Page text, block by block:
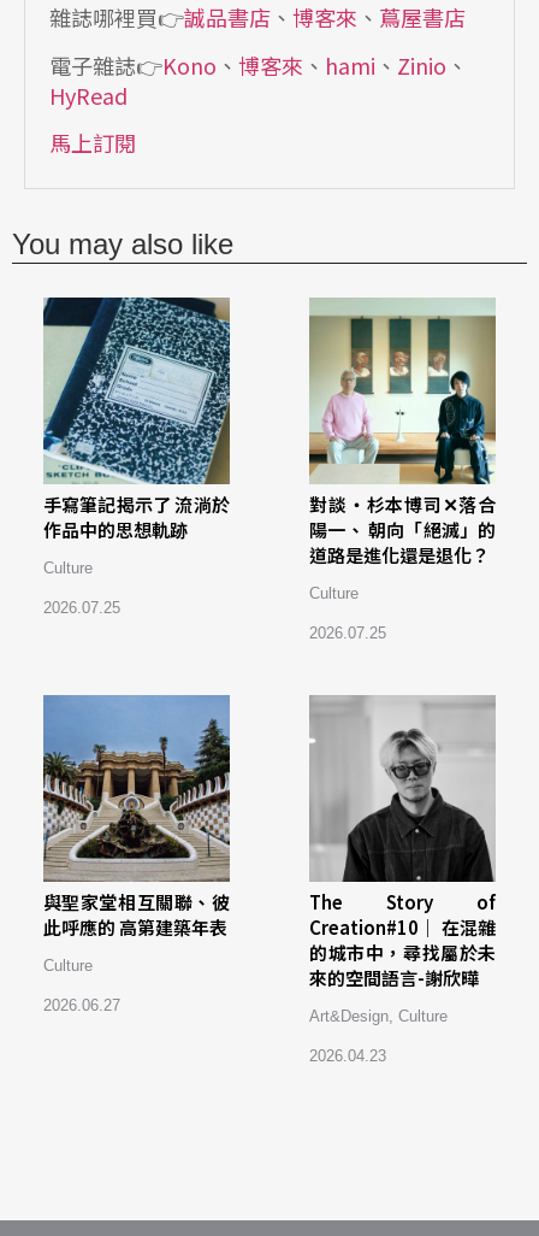
雜誌哪裡買👉誠品書店 、 博客來 、 蔦屋書店
電子雜誌👉Kono 、 博客來 、 hami 、 Zinio 、
HyRead
馬上訂閱
You may also like
手寫筆記揭示了 流淌於
作品中的思想軌跡
Culture
2026.07.25
對談・杉本博司✕落合
陽一、 朝向「絕滅」的
道路是進化還是退化？
Culture
2026.07.25
與聖家堂相互關聯、彼
此呼應的 高第建築年表
Culture
2026.06.27
The Story of
Creation#10｜ 在混雜
的城市中，尋找屬於未
來的空間語言-謝欣曄
Art&Design ,Culture
2026.04.23